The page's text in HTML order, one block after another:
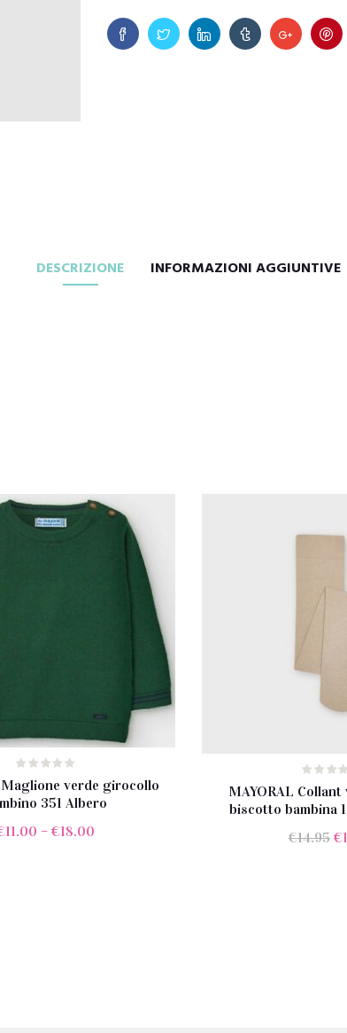
DESCRIZIONE INFORMAZIONI AGGIUNTIVE
Maglione verde girocollo
351 Albero
11.00 –€18.00
MAYORAL Collant
biscotto bambina
€14.95 Il
€